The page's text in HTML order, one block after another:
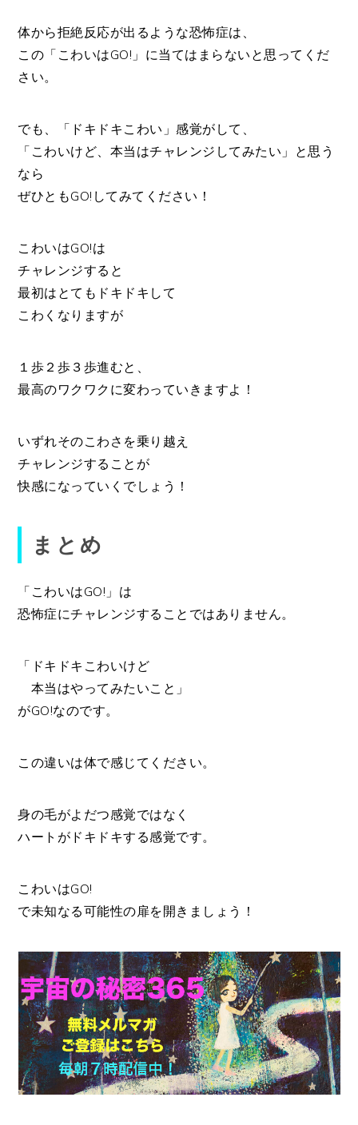
体から拒絶反応が出るような恐怖症は、
この「こわいはGO!」に当てはまらないと思ってくだ
さい。
でも、「ドキドキこわい」感覚がして、
「こわいけど、本当はチャレンジしてみたい」と思う
なら
ぜひともGO!してみてください！
こわいはGO!は
チャレンジすると
最初はとてもドキドキして
こわくなりますが
１歩２歩３歩進むと、
最高のワクワクに変わっていきますよ！
いずれそのこわさを乗り越え
チャレンジすることが
快感になっていくでしょう！
まとめ
「こわいはGO!」は
恐怖症にチャレンジすることではありません。
「ドキドキこわいけど
本当はやってみたいこと」
がGO!なのです。
この違いは体で感じてください。
身の毛がよだつ感覚ではなく
ハートがドキドキする感覚です。
こわいはGO!
で未知なる可能性の扉を開きましょう！